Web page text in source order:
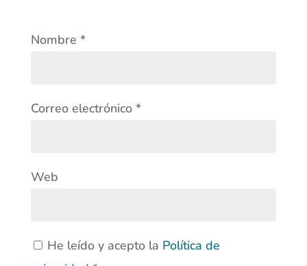
Nombre *
Correo electrónico *
Web
He leído y acepto la Política de